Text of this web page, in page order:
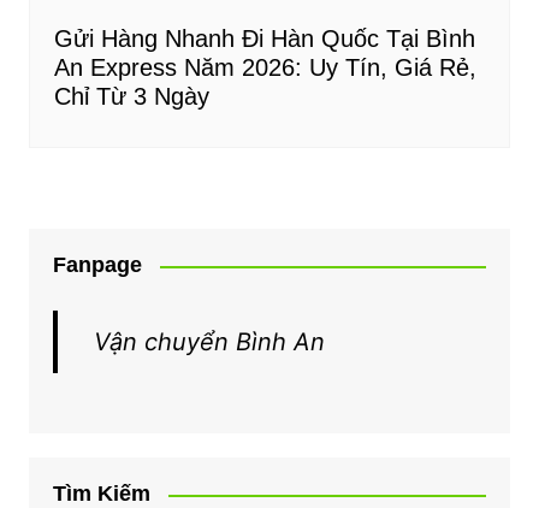
Gửi Hàng Nhanh Đi Hàn Quốc Tại Bình
An Express Năm 2026: Uy Tín, Giá Rẻ,
Chỉ Từ 3 Ngày
Fanpage
Vận chuyển Bình An
Tìm Kiếm